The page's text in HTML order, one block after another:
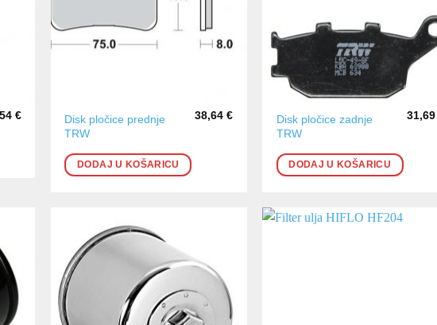
€
Disk pločice prednje
TRW
38,64€
DODAJ U KOŠARICU
Disk pločice zadnje
TRW
31,69
DODAJ U KOŠARICU